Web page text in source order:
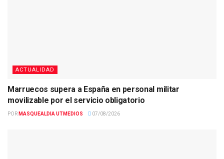
ACTUALIDAD
Marruecos supera a España en personal militar
movilizable por el servicio obligatorio
POR MASQUEALDIA UTMEDIOS 07/08/2026